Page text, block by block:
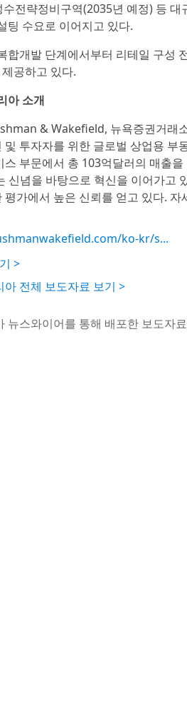
전략정비구역(2035년 예정) 등
팅 수요로 이어지고 있다.
합개발 단계에서부터 리테일 구성
공하고 있다.
아 소개
& Wakefield, 뉴욕증권거래
투자자를 위한 글로벌 상업용
부문에서 총 103억달러의 매출
신념을 바탕으로 혁신을 이어가고
가에서 높은 신뢰를 얻고 있다.
ko-kr/s...
>
전체 보도자료 보기 >
뉴스와이어를 통해 배포한 보도자